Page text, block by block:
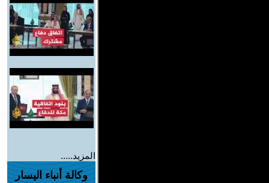
المزيد.....
وكالة أنباء اليسار